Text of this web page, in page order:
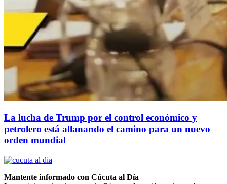
La lucha de Trump por el control económico y
petrolero está allanando el camino para un nuevo
orden mundial
Mantente informado con Cúcuta al Día